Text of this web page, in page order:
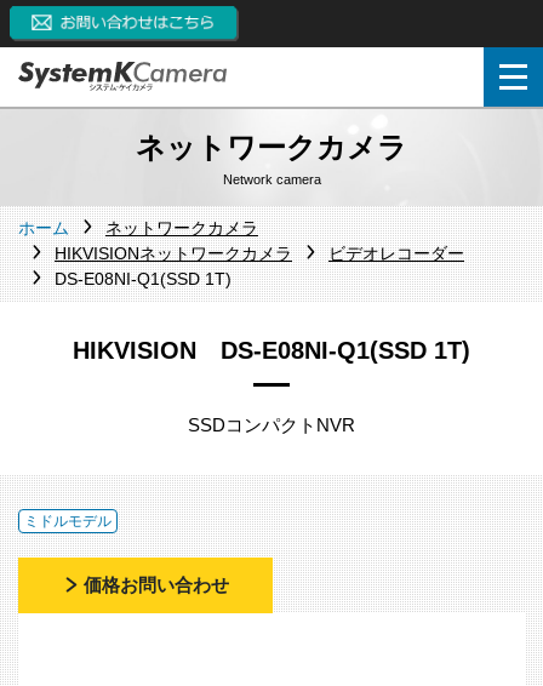
ネットワークカメラ
Network camera
ホーム
ネットワークカメラ
HIKVISIONネットワークカメラ
ビデオレコーダー
DS-E08NI-Q1(SSD 1T)
HIKVISION DS-E08NI-Q1(SSD 1T)
SSDコンパクトNVR
ミドルモデル
価格お問い合わせ